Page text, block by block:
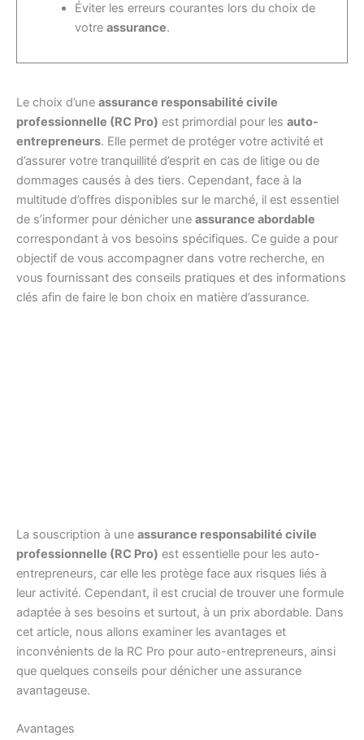
Éviter les erreurs courantes lors du choix de
votreassurance.
Le choix d’une assurance responsabilité civile
professionnelle (RC Pro) est primordial pour les auto-
entrepreneurs. Elle permet de protéger votre activité et
d’assurer votre tranquillité d’esprit en cas de litige ou de
dommages causés à des tiers. Cependant, face à la
multitude d’offres disponibles sur le marché, il est essentiel
de s’informer pour dénicher une assurance abordable
correspondant à vos besoins spécifiques. Ce guide a pour
objectif de vous accompagner dans votre recherche, en
vous fournissant des conseils pratiques et des informations
clés afin de faire le bon choix en matière d’assurance.
La souscription à une assurance responsabilité civile
professionnelle (RC Pro) est essentielle pour les auto-
entrepreneurs, car elle les protège face aux risques liés à
leur activité. Cependant, il est crucial de trouver une formule
adaptée à ses besoins et surtout, à un prix abordable. Dans
cet article, nous allons examiner les avantages et
inconvénients de la RC Pro pour auto-entrepreneurs, ainsi
que quelques conseils pour dénicher une assurance
avantageuse.
Avantages